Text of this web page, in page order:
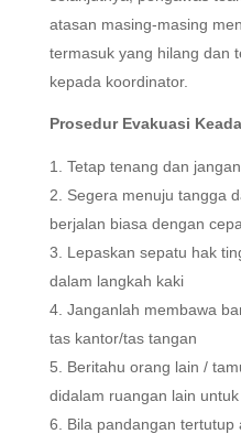
atasan masing-masing
termasuk yang hilang dan
kepada koordinator.
Prosedur Evakuasi
Tetap tenang dan
Segera menuju tangga
berjalan biasa dengan
Lepaskan sepatu hak
dalam langkah kaki
Janganlah membawa
tas kantor/tas tangan
Beritahu orang lain /
didalam ruangan lain
Bila pandangan